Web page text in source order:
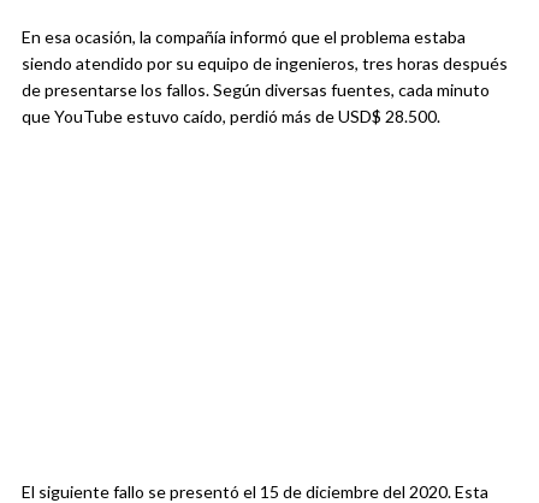
En esa ocasión, la compañía informó que el problema estaba
siendo atendido por su equipo de ingenieros, tres horas después
de presentarse los fallos. Según diversas fuentes, cada minuto
que YouTube estuvo caído, perdió más de USD$ 28.500.
El siguiente fallo se presentó el 15 de diciembre del 2020. Esta